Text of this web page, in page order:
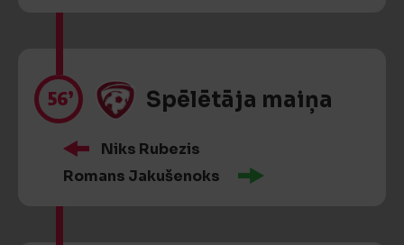
56’ Spēlētāja maiņa
Niks Rubezis
Romans Jakušenoks